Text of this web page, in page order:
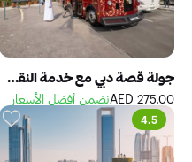
جولة قصة دبي مع خدمة النقل المشتركة
275.00 AED نضمن أفضل الأسعار
4.5